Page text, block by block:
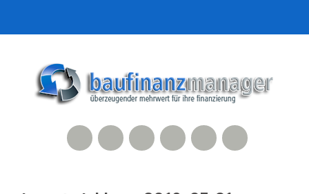
Facebook
500px
LinkedIn
Xing
RSS Feed